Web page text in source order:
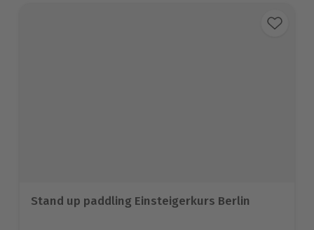
Stand up paddling Einsteigerkurs Berlin